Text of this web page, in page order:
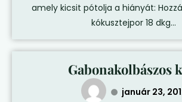
amely kicsit pótolja a hiányát:
kókusztejpor 18 dkg...
Gabonakolbászos
január 23,